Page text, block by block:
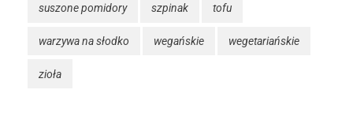
suszone pomidory szpinak tofu
warzywa na słodko wegańskie wegetariańskie
zioła